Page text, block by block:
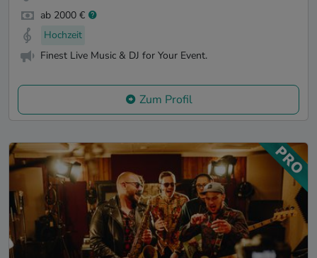
ab 2000 €
Hochzeit
Finest Live Music & DJ for Your Event.
Zum Profil